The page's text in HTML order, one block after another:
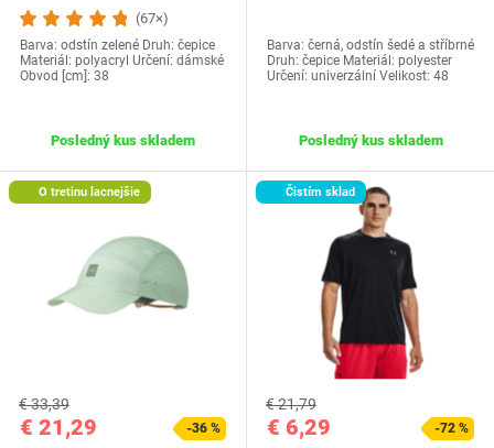
(67×)
Barva: odstín zelené Druh: čepice
Materiál: polyacryl Určení: dámské
Obvod [cm]: 38
Posledný kus skladem
Barva: černá, odstín šedé a stříbrné
Druh: čepice Materiál: polyester
Určení: univerzální Velikost: 48
Posledný kus skladem
O tretinu lacnejšie
€ 21,29
€ 33,39
-36 %
Čistím sklad
€ 6,29
€ 21,79
-72 %